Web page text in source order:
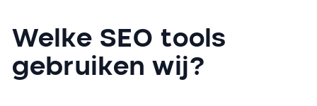
Welke SEO tools
gebruiken wij?